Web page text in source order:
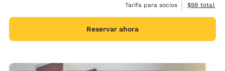
Tarifa para socios
Ver
$99 total
Reservar ahora